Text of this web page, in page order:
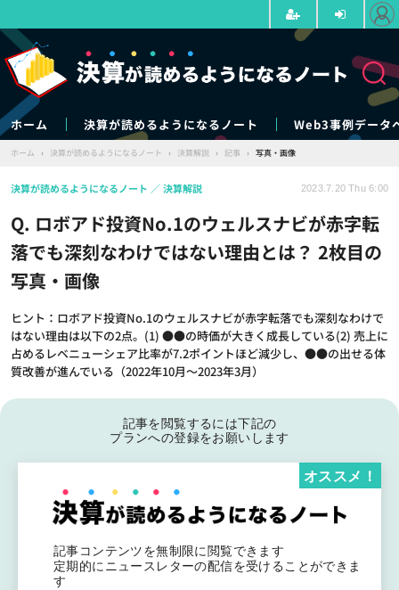
ホーム 決算が読めるようになるノート Web3事例データ
ホーム › 決算が読めるようになるノート › 決算解説 › 記事 › 写真・画像
Q. ロボアド投資No.1のウェルスナビが赤字転
落でも深刻なわけではない理由とは？ 2枚目の
写真・画像
ヒント：ロボアド投資No.1のウェルスナビが赤字転落でも深刻なわけで
はない理由は以下の2点。(1) ●●の時価が大きく成長している(2) 売上に
占めるレベニューシェア比率が7.2ポイントほど減少し、●●の出せる体
質改善が進んでいる（2022年10月～2023年3月）
決算が読めるようになるノート 決算解説 2023.7.20 Thu 6:00
記事を閲覧するには下記の
プランへの登録をお願いします
記事コンテンツを無制限に閲覧できます
定期的にニュースレターの配信を受けることができま
す
オススメ！